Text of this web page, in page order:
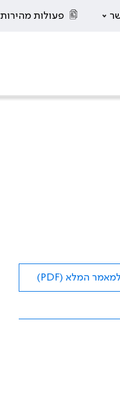
פעולות מהירות
למאמר המלא (PDF)